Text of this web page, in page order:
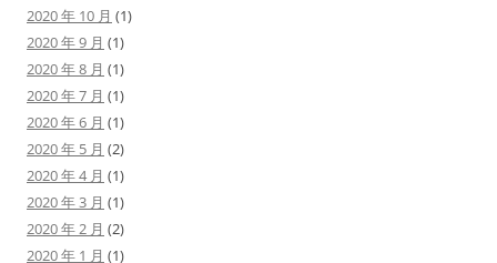
2020 年 10 月 (1)
2020 年 9 月 (1)
2020 年 8 月 (1)
2020 年 7 月 (1)
2020 年 6 月 (1)
2020 年 5 月 (2)
2020 年 4 月 (1)
2020 年 3 月 (1)
2020 年 2 月 (2)
2020 年 1 月 (1)